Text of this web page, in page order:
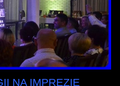
NA IMPREZIE